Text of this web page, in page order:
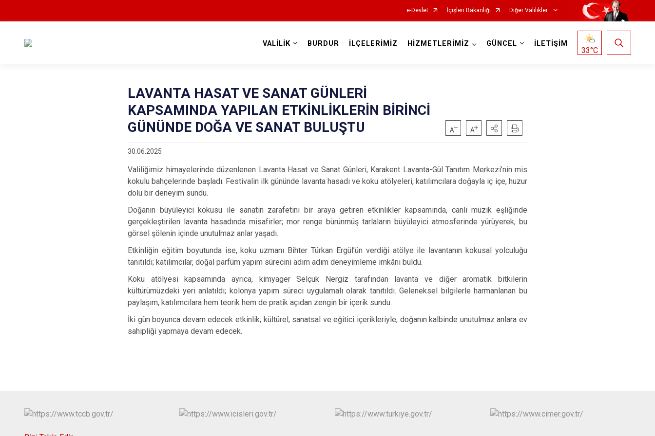
e-Devlet İçişleri Bakanlığı Diğer Valilikler
VALİLİK BURDUR İLÇELERİMİZ HİZMETLERİMİZ GÜNCEL İLETİŞİM
33°C
LAVANTA HASAT VE SANAT GÜNLERİ
KAPSAMINDA YAPILAN ETKİNLİKLERİN BİRİNCİ
GÜNÜNDE DOĞA VE SANAT BULUŞTU
30.06.2025
Valiliğimiz himayelerinde düzenlenen Lavanta Hasat ve Sanat Günleri, Karakent Lavanta-Gül Tanıtım Merkezi’nin mis
kokulu bahçelerinde başladı. Festivalin ilk gününde lavanta hasadı ve koku atölyeleri, katılımcılara doğayla iç içe, huzur
dolu bir deneyim sundu.
Doğanın büyüleyici kokusu ile sanatın zarafetini bir araya getiren etkinlikler kapsamında, canlı müzik eşliğinde
gerçekleştirilen lavanta hasadında misafirler; mor renge bürünmüş tarlaların büyüleyici atmosferinde yürüyerek, bu
görsel şölenin içinde unutulmaz anlar yaşadı.
Etkinliğin eğitim boyutunda ise, koku uzmanı Bihter Türkan Ergül’ün verdiği atölye ile lavantanın kokusal yolculuğu
tanıtıldı; katılımcılar, doğal parfüm yapım sürecini adım adım deneyimleme imkânı buldu.
Koku atölyesi kapsamında ayrıca, kimyager Selçuk Nergiz tarafından lavanta ve diğer aromatik bitkilerin
kültürümüzdeki yeri anlatıldı; kolonya yapım süreci uygulamalı olarak tanıtıldı. Geleneksel bilgilerle harmanlanan bu
paylaşım, katılımcılara hem teorik hem de pratik açıdan zengin bir içerik sundu.
İki gün boyunca devam edecek etkinlik; kültürel, sanatsal ve eğitici içerikleriyle, doğanın kalbinde unutulmaz anlara ev
sahipliği yapmaya devam edecek.